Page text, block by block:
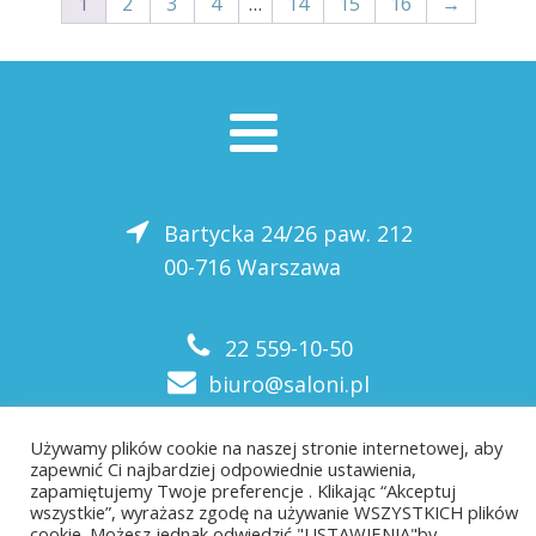
Bartycka 24/26 paw. 212
00-716 Warszawa
22 559-10-50
biuro@saloni.pl
Używamy plików cookie na naszej stronie internetowej, aby
zapewnić Ci najbardziej odpowiednie ustawienia,
zapamiętujemy Twoje preferencje . Klikając “Akceptuj
wszystkie”, wyrażasz zgodę na używanie WSZYSTKICH plików